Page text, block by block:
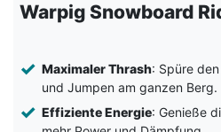
Warpig Snowboard
Maximaler Thrash: Spüre
und Jumpen am ganzen Berg.
Effiziente Energie: Genieße